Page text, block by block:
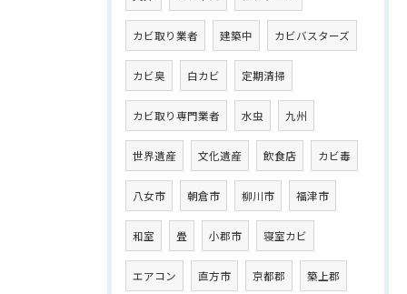
カビ取り業者 建築中 カビバスターズ
カビ臭 白カビ 定期清掃
カビ取り専門業者 水虫 九州
世界遺産 文化遺産 飲食店 カビ毒
八女市 朝倉市 柳川市 福津市
和室 畳 小郡市 寝室カビ
エアコン 直方市 京都郡 築上郡